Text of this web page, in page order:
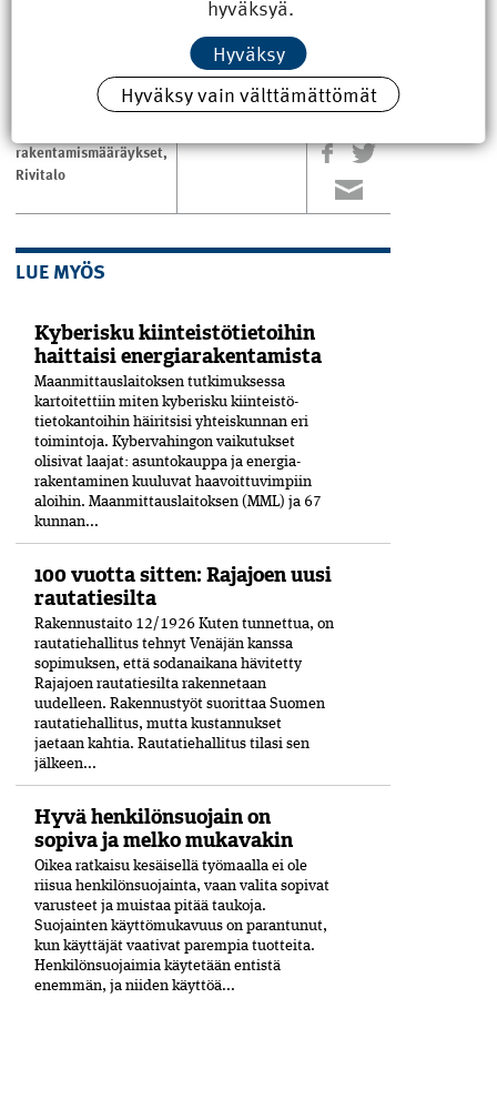
johtaminen,
rakentamismääräykset,
Rivitalo
Jaa
LUE MYÖS
Kyberisku kiinteistötietoihin
haittaisi energiarakentamista
Maanmittauslaitoksen tutkimuksessa
kartoitettiin miten kyberisku kiinteistö­
tietokantoihin häiritsisi yhteiskunnan eri
toimintoja. Kyber­vahingon vaikutukset
olisivat laajat: asuntokauppa ja energia­
rakentaminen kuuluvat haavoittuvimpiin
aloihin. Maanmittauslaitoksen (MML) ja 67
kunnan...
100 vuotta sitten: Rajajoen uusi
rautatiesilta
Rakennustaito 12/1926 Kuten tunnettua, on
rautatiehallitus tehnyt Venäjän kanssa
sopimuksen, että sodanaikana hävitetty
Rajajoen rautatiesilta rakennetaan
uudelleen. Rakennustyöt suorittaa Suomen
rautatiehallitus, mutta kustannukset
jaetaan kahtia. Rautatiehallitus tilasi sen
jälkeen...
Hyvä henkilönsuojain on
sopiva ja melko mukavakin
Oikea ratkaisu kesäisellä työmaalla ei ole
riisua henkilönsuojainta, vaan valita sopivat
varusteet ja muistaa pitää taukoja.
Suojainten käyttömukavuus on parantunut,
kun käyttäjät vaativat parempia tuotteita.
Henkilönsuojaimia käytetään entistä
enemmän, ja niiden käyttöä...
hyväksyä.
Hyväksy
Hyväksy vain välttämättömät